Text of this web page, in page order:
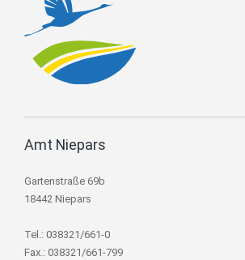
Amt Niepars
Gartenstraße 69b
18442 Niepars
Tel.: 038321/661-0
Fax.: 038321/661-799